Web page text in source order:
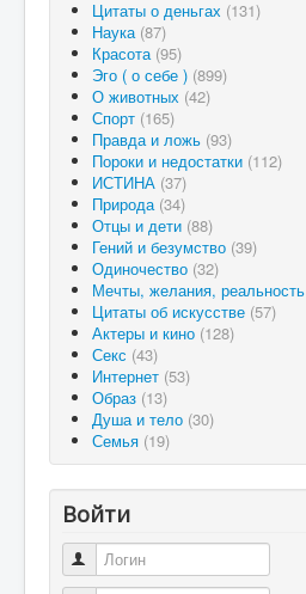
Цитаты о деньгах (131)
Наука (87)
Красота (95)
Эго ( о себе ) (899)
О животных (42)
Спорт (165)
Правда и ложь (93)
Пороки и недостатки (112)
ИСТИНА (37)
Природа (34)
Отцы и дети (88)
Гений и безумство (39)
Одиночество (32)
Мечты, желания, реальность
Цитаты об искусстве (57)
Актеры и кино (128)
Секс (43)
Интернет (53)
Образ (13)
Душа и тело (30)
Семья (19)
Войти
Логин